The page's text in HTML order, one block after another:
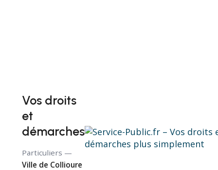
Vos droits
et
démarches
Particuliers —
Ville de Collioure